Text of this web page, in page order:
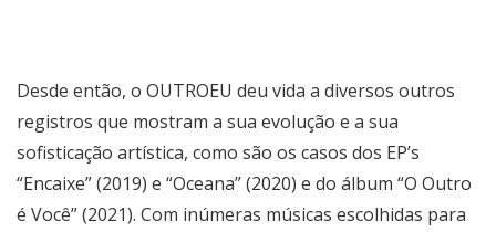
Desde então, o OUTROEU deu vida a diversos outros
registros que mostram a sua evolução e a sua
sofisticação artística, como são os casos dos EP’s
“Encaixe” (2019) e “Oceana” (2020) e do álbum “O Outro
é Você” (2021). Com inúmeras músicas escolhidas para